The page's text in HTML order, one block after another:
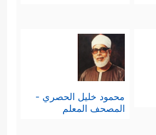
محمود خليل الحصري -
المصحف المعلم